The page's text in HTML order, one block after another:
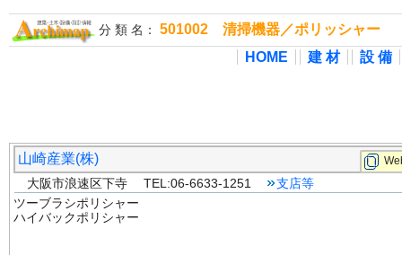
分 類 名： 501002 清掃機器／ポリッシャー
HOME
建 材 設 備
山崎産業(株)
大阪市浪速区下寺 TEL:06-6633-1251
支店等
ツーブラシポリシャー
ハイバックポリシャー